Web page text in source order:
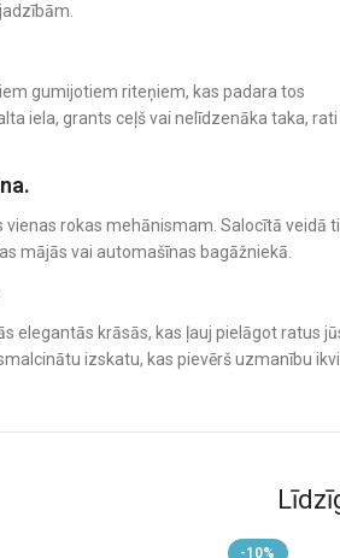
gumijotiem riteņiem, kas padara tos
iela, grants ceļš vai nelīdzenāka taka, rati
rokas mehānismam. Salocītā veidā
mājās vai automašīnas bagāžniekā.
elegantās krāsās, kas ļauj pielāgot ratus
izskatu, kas pievērš uzmanību
-10%